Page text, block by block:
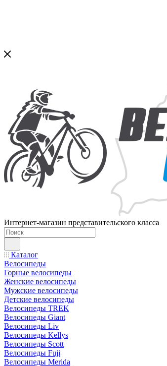
Интернет-магазин представительского класса
Каталог
Велосипеды
Горные велосипеды
Женские велосипеды
Мужские велосипеды
Детские велосипеды
Велосипеды TREK
Велосипеды Giant
Велосипеды Liv
Велосипеды Kellys
Велосипеды Scott
Велосипеды Fuji
Велосипеды Merida